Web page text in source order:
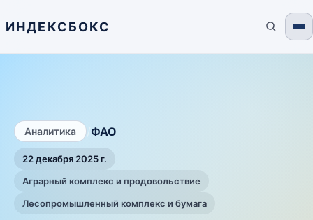
ИНДЕКСБОКС
Аналитика ФАО
22 декабря 2025 г.
Аграрный комплекс и продовольствие
Лесопромышленный комплекс и бумага